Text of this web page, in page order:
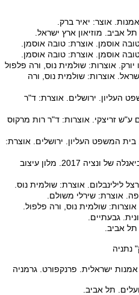
אוצרות: שולמית נוס, ורה
העליון. ירושלים. אוצרת: ד"ר
ע"ש זריצקי. אוצרות: ד"ר רות מרקוס
המשפט העליון. ירושלים. אוצרת:
2017. יבשות נעלמות. בחסות הביאנלה של ונציה 2017. מלון עיצוב